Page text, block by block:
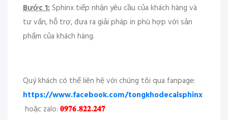
Bước 1:Sphinx tiếp nhận yêu cầu của khách hàng và
tư vấn, hỗ trợ, đưa ra giải pháp in phù hợp với sản
phẩm của khách hàng.
Quý khách có thể liên hệ với chúng tôi qua fanpage:
https://www.facebook.com/tongkhodecalsphinx
hoặc zalo: 𝟎𝟗𝟕𝟔.𝟖𝟐𝟐.𝟐𝟒𝟕